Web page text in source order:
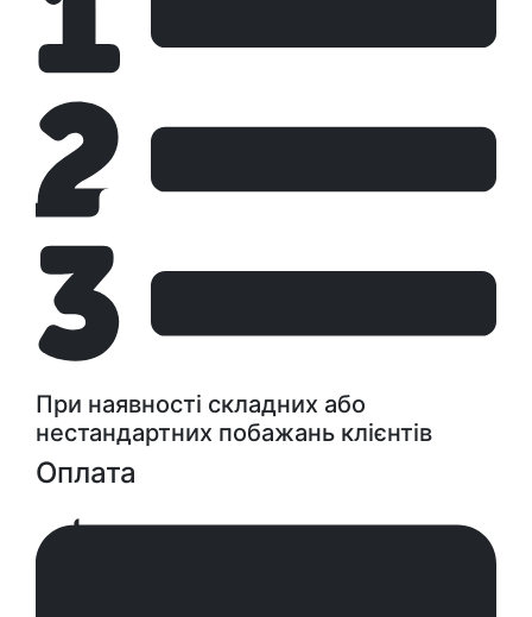
При наявності складних або
нестандартних побажань клієнтів
Оплата